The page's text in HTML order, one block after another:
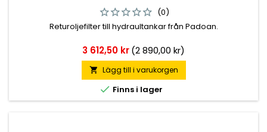
(0)
Returoljefilter till hydraultankar från Padoan.
Pris
3 612,50 kr(2 890,00 kr)
 Lägg till i varukorgen
 Finns i lager